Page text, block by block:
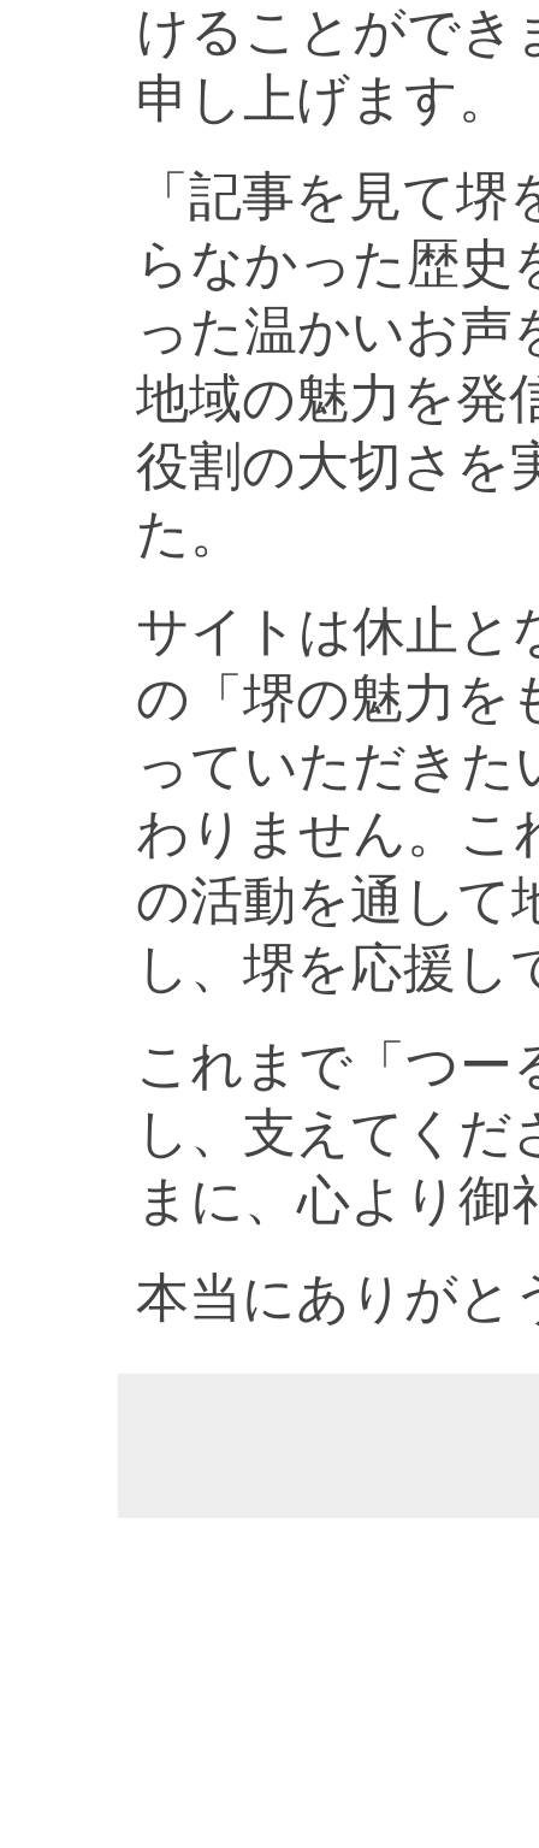
けることができ
申し上げます。
「記事を見て
らなかった歴史
った温かいお声
地域の魅力を発
役割の大切さを
た。
サイトは休止と
の「堺の魅力を
っていただきた
わりません。こ
の活動を通して
し、堺を応援し
これまで「つー
し、支えてく
まに、心より御
本当にありがと